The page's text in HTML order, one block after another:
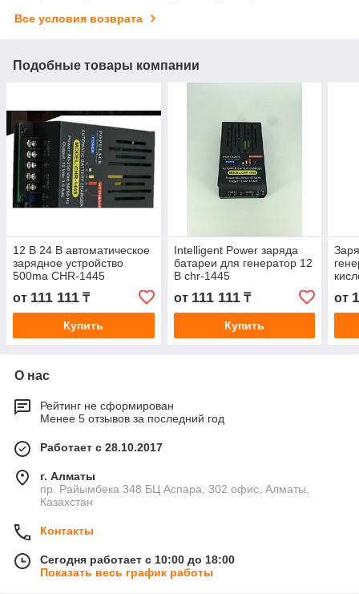
Все условия возврата
Подобные товары компании
12 В 24 В автоматическое
зарядное устройство
500ma CHR-1445
от 111 111 ₸
Купить
Intelligent Power заряда
батареи для генератор 12
В chr-1445
от 111 111₸
Купить
от
О нас
Рейтинг не сформирован
Менее 5 отзывов за последний год
Работает с 28.10.2017
г. Алматы
пр. Райымбека 348 БЦ Аспара, 302 офис, Алматы,
Казахстан
Контакты
Сегодня работает с 10:00 до 18:00
Показать весь график работы